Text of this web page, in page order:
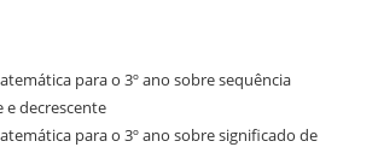
para o 3º ano sobre sequência
e decrescente
para o 3º ano sobre significado de